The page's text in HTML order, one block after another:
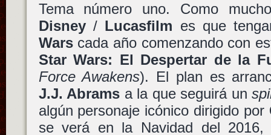
Tema número uno. Como
Disney/ Lucasfilm es que
Warscada año comenzando con
Star Wars: El Despertar de la
Force Awakens). El plan es
J.J. Abrams a la que seguirá un
algún personaje icónico dirigido por
se verá en la Navidad del 2016,